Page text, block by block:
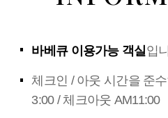
바베큐 이용가능 객실 입
체크인 / 아웃 시간을 준
3:00 / 체크아웃 AM11:00